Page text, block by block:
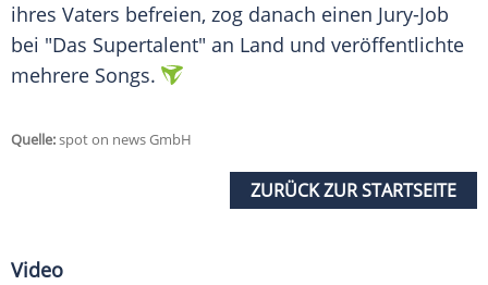
ihres Vaters befreien, zog danach einen Jury-Job
bei "Das Supertalent" an Land und veröffentlichte
mehrere Songs.
Quelle:spot on news GmbH
ZURÜCK ZUR STARTSEITE
Video